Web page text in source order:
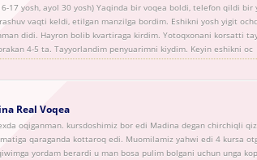
17 yosh, ayol 30 yosh) Yaqinda bir voqea boldi, telefon qildi
vaqti keldi, etilgan manzilga bordim. Eshikni yosh yigit
didi. Hayron bolib kvartiraga kirdim. Yotoqxonani korsatti
4-5 ta. Tayyorlandim penyuarimni kiydim. Keyin eshikni oc
Real Voqea
oqiganman. kursdoshimiz bor edi Madina degan chirchiqli
qaraganda kottaroq edi. Muomilamiz yahwi edi 4 kursa
yordam berardi u man bosa pulim bolgani uchun unga